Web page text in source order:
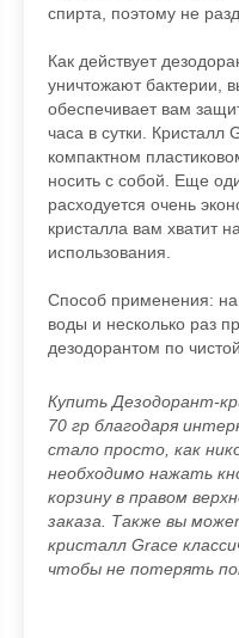
спирта, поэтому не
Как действует
уничтожают бактерии,
обеспечивает вам
часа в сутки. Кристалл
компактном
носить с собой. Еще
расходуется очень
кристалла вам хватит
использования.
Способ применения:
воды и несколько раз
дезодорантом по
Купить Дезодорант-
70 гр благодаря
стало просто, как
необходимо нажать
корзину в правом
заказа. Также вы
кристалл Grace
чтобы не потерять